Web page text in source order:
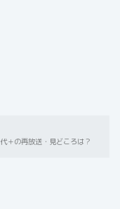
＋の再放送・見どころは？